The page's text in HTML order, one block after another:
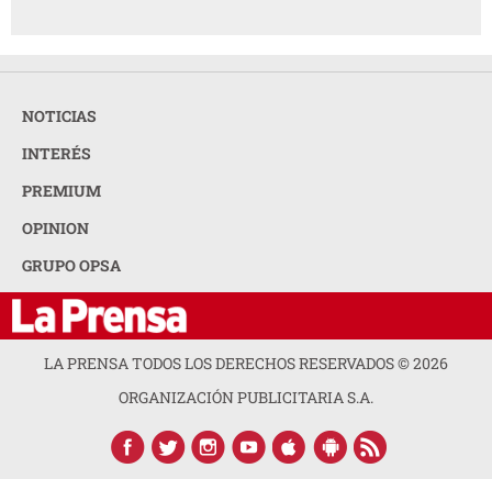
NOTICIAS
INTERÉS
PREMIUM
OPINION
GRUPO OPSA
LA PRENSA TODOS LOS DERECHOS RESERVADOS ©2026
ORGANIZACIÓN PUBLICITARIA S.A.